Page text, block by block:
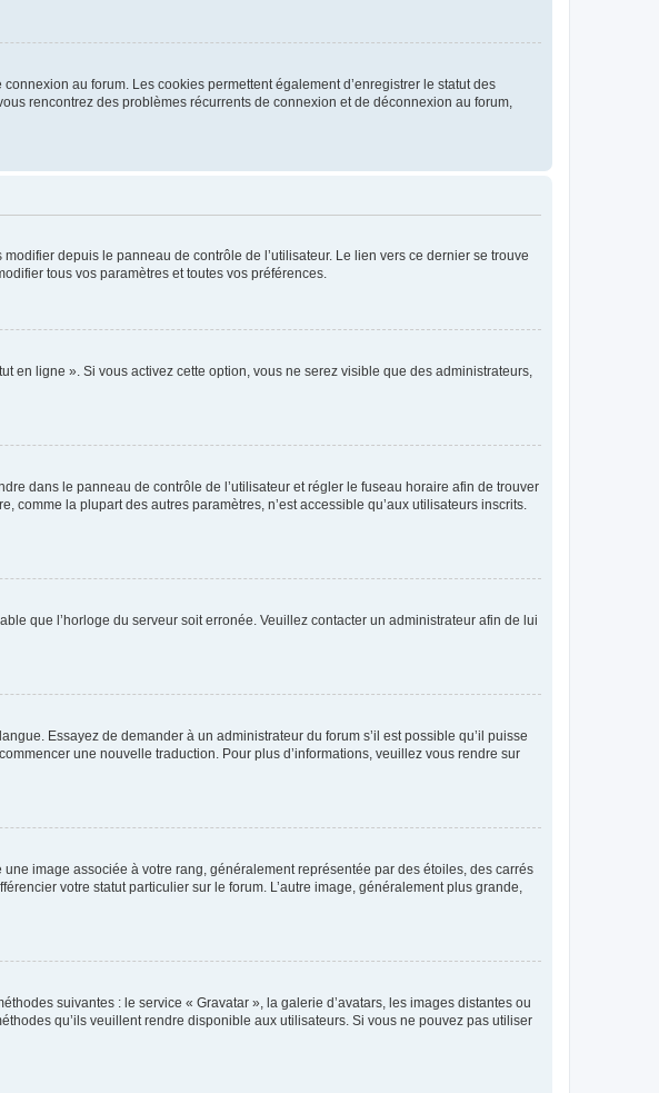
au forum. Les cookies permettent également d’enregistrer le statut des
rencontrez des problèmes récurrents de connexion et de déconnexion au forum,
depuis le panneau de contrôle de l’utilisateur. Le lien vers ce dernier se trouve
tous vos paramètres et toutes vos préférences.
en ligne ». Si vous activez cette option, vous ne serez visible que des administrateurs,
dans le panneau de contrôle de l’utilisateur et régler le fuseau horaire afin de trouver
la plupart des autres paramètres, n’est accessible qu’aux utilisateurs inscrits.
que l’horloge du serveur soit erronée. Veuillez contacter un administrateur afin de lui
Essayez de demander à un administrateur du forum s’il est possible qu’il puisse
une nouvelle traduction. Pour plus d’informations, veuillez vous rendre sur
image associée à votre rang, généralement représentée par des étoiles, des carrés
votre statut particulier sur le forum. L’autre image, généralement plus grande,
suivantes : le service « Gravatar », la galerie d’avatars, les images distantes ou
qu’ils veuillent rendre disponible aux utilisateurs. Si vous ne pouvez pas utiliser